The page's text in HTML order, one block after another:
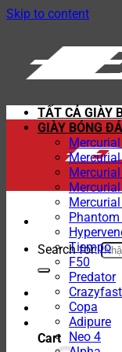
Skip to content
Search for:
Cart
TẤT CẢ GIÀY
GIÀY BÓNG ĐÁ
Phantom
Tiempo
F50
Predator
Crazyfast
Copa
Adipure
Neo 4